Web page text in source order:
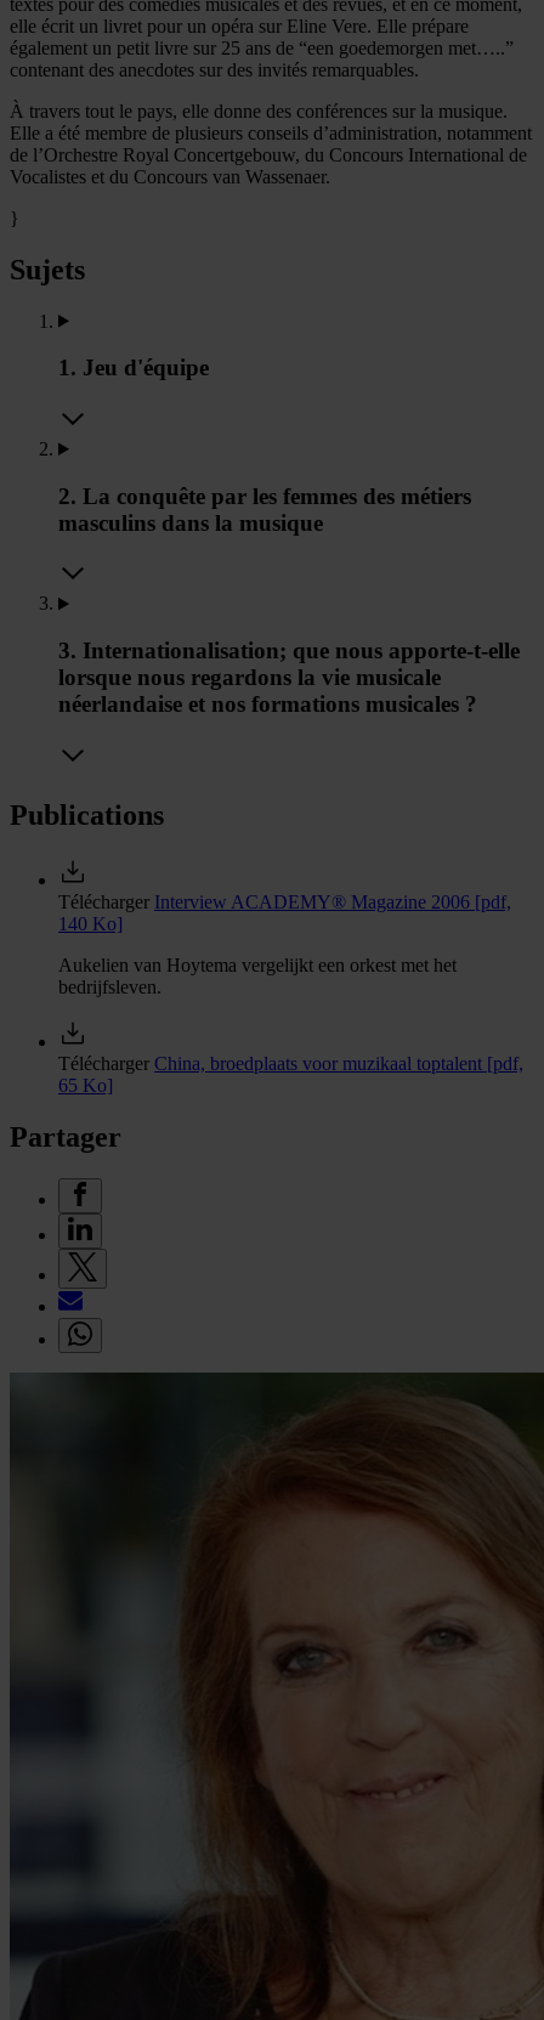
elle écrit un livret pour un opéra sur Eline Vere. Elle prépare
également un petit livre sur 25 ans de “een goedemorgen met…..”
contenant des anecdotes sur des invités remarquables.
À travers tout le pays, elle donne des conférences sur la musique.
Elle a été membre de plusieurs conseils d’administration, notamment
de l’Orchestre Royal Concertgebouw, du Concours International de
Vocalistes et du Concours van Wassenaer.
}
Sujets
1. Jeu d'équipe
2. La conquête par les femmes des métiers
masculins dans la musique
3. Internationalisation; que nous apporte-t-elle
lorsque nous regardons la vie musicale
néerlandaise et nos formations musicales ?
Publications
Télécharger Interview ACADEMY® Magazine 2006 [pdf,
140 Ko]
Aukelien van Hoytema vergelijkt een orkest met het
bedrijfsleven.
Télécharger China, broedplaats voor muzikaal toptalent [pdf,
65 Ko]
Partager